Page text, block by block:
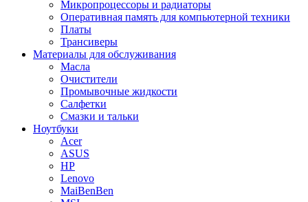
Микропроцессоры и радиаторы
Оперативная память для компьютерной техники
Платы
Трансиверы
Материалы для обслуживания
Масла
Очистители
Промывочные жидкости
Салфетки
Смазки и тальки
Ноутбуки
Acer
ASUS
HP
Lenovo
MaiBenBen